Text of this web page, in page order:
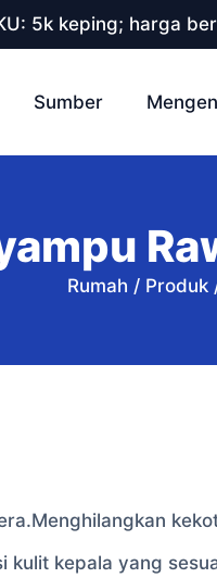
5k keping; harga
Sumber
Rumah / Produk
kulit kepala yang